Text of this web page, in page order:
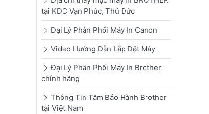
tại KDC Vạn Phúc, Thủ Đức
Đại Lý Phân Phối Máy In Canon
Video Hướng Dẫn Lắp Đặt Máy
Đại Lý Phân Phối Máy In Brother
chính hãng
Thông Tin Tâm Bảo Hành Brother
tại Việt Nam